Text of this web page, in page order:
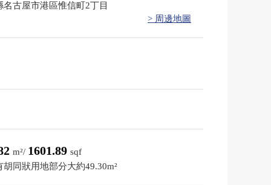
名古屋市港區惟信町2丁目
> 周邊地圖
m²/ 1601.89 sqf
同狀用地部分大約49.30m²